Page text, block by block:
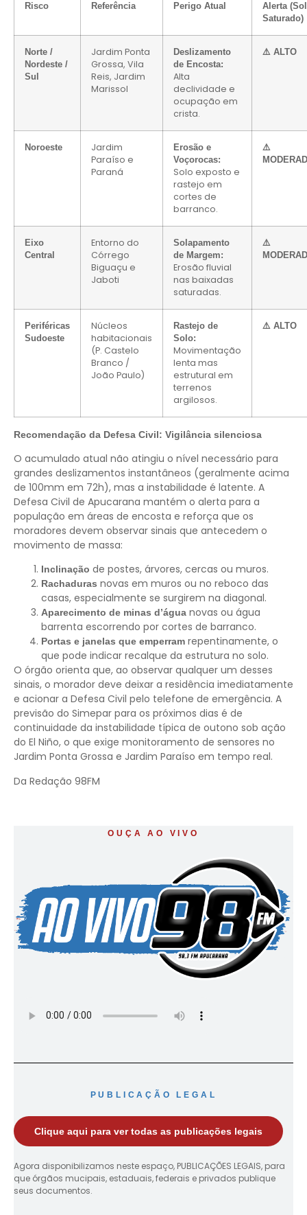
Risco
Referência
Perigo Atual
Alerta
Saturado)
Norte /
Nordeste /
Sul
Jardim Ponta
Grossa, Vila
Reis, Jardim
Marissol
Deslizamento
de Encosta:
Alta
declividade e
ocupação em
crista.
⚠️ ALTO
Noroeste
Jardim
Paraíso e
Paraná
Erosão e
Voçorocas:
Solo exposto e
rastejo em
cortes de
barranco.
⚠️
Eixo
Central
Entorno do
Córrego
Biguaçu e
Jaboti
Solapamento
de Margem:
Erosão fluvial
nas baixadas
saturadas.
⚠️
Periféricas
Sudoeste
Núcleos
habitacionais
(P. Castelo
Branco /
João Paulo)
Rastejo de
Solo:
Movimentação
lenta mas
estrutural em
terrenos
argilosos.
⚠️ ALTO
Recomendação da Defesa Civil: Vigilância silenciosa
O acumulado atual não atingiu o nível necessário para
grandes deslizamentos instantâneos (geralmente acima
de 100mm em 72h), mas a instabilidade é latente. A
Defesa Civil de Apucarana mantém o alerta para a
população em áreas de encosta e reforça que os
moradores devem observar sinais que antecedem o
movimento de massa:
Inclinação de postes, árvores, cercas ou muros.
Rachaduras novas em muros ou no reboco das
casas, especialmente se surgirem na diagonal.
Aparecimento de minas d’água novas ou água
barrenta escorrendo por cortes de barranco.
Portas e janelas que emperram repentinamente, o
que pode indicar recalque da estrutura no solo.
O órgão orienta que, ao observar qualquer um desses
sinais, o morador deve deixar a residência imediatamente
e acionar a Defesa Civil pelo telefone de emergência. A
previsão do Simepar para os próximos dias é de
continuidade da instabilidade típica de outono sob ação
do El Niño, o que exige monitoramento de sensores no
Jardim Ponta Grossa e Jardim Paraíso em tempo real.
Da Redação 98FM
OUÇA AO VIVO
PUBLICAÇÃO LEGAL
Clique aqui para ver todas as publicações legais
Agora disponibilizamos neste espaço, PUBLICAÇÕES LEGAIS, para
que órgãos mucipais, estaduais, federais e privados publique
seus documentos.